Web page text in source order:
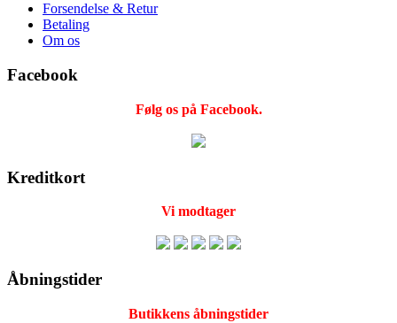
Forsendelse & Retur
Betaling
Om os
Facebook
Følg os på Facebook.
Kreditkort
Vi modtager
Åbningstider
Butikkens åbningstider